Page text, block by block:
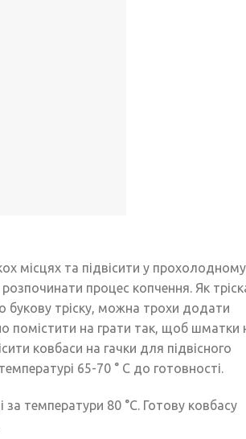
місцях та підвісити у прохолодному
процес копчення. Як
букову тріску, можна трохи додати
помістити на грати так, щоб шматки
ковбаси на гачки для підвісного
65-70 ° С до готовності.
температури 80 °С. Готову ковбасу